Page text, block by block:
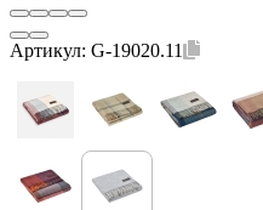
Артикул: G-19020.11